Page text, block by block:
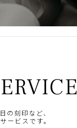
の刻印など、
ービスです。